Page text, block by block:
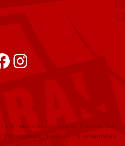
Instagram
a Empresa de Cervejas da Madeira, Soc.
Privacidade | website por urbanistas